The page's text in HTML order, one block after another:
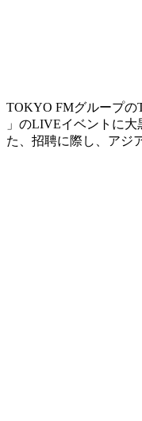
TOKYO FMグループの
」のLIVEイベントに
た、招聘に際し、アジ